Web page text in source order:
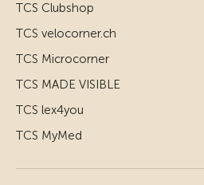
TCS Clubshop
TCS velocorner.ch
TCS Microcorner
TCS MADE VISIBLE
TCS lex4you
TCS MyMed